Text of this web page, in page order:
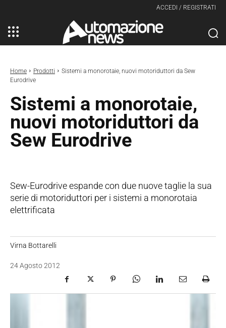
ACCEDI / REGISTRATI
Home Prodotti
Sistemi a monorotaie, nuovi motoriduttori da Sew
Eurodrive
Sistemi a monorotaie,
nuovi motoriduttori da
Sew Eurodrive
Sew-Eurodrive espande con due nuove taglie la sua
serie di motoriduttori per i sistemi a monorotaia
elettrificata
Virna Bottarelli
24 Agosto 2012